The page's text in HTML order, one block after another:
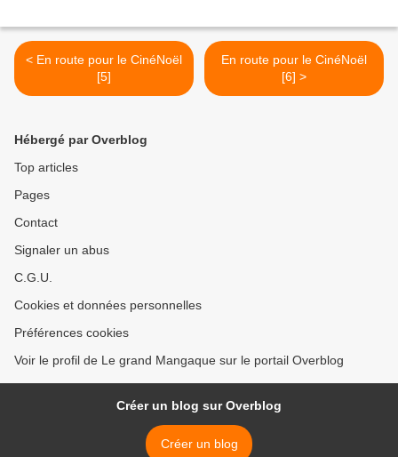
< En route pour le CinéNoël
[5]
En route pour le CinéNoël
[6] >
Hébergé par Overblog
Top articles
Pages
Contact
Signaler un abus
C.G.U.
Cookies et données personnelles
Préférences cookies
Voir le profil de Le grand Mangaque sur le portail Overblog
Créer un blog sur Overblog
Créer un blog